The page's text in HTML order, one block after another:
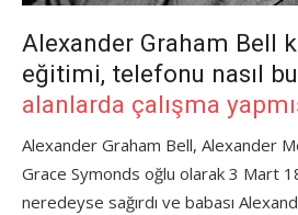
Alexander Graham Bell
eğitimi, telefonu nasıl
alanlarda çalışma
Alexander Graham Bell, Alexander
Grace Symonds oğlu olarak 3 Mart
neredeyse sağırdı ve babası